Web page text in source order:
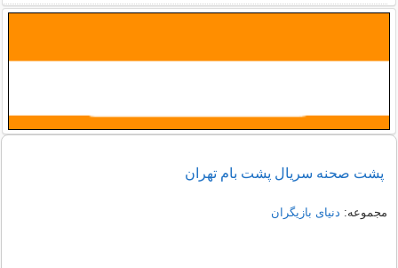
پشت صحنه سریال پشت بام تهران
مجموعه: دنیای بازیگران